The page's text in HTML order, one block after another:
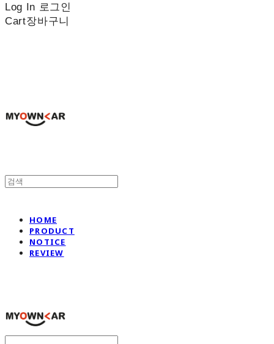
Log In 로그인
Cart장바구니
HOME
PRODUCT
NOTICE
REVIEW